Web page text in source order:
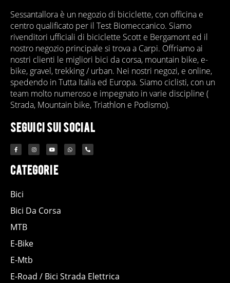
Sessantallora è un negozio di biciclette, con officina e
centro qualificato per il Test Biomeccanico. Siamo
rivenditori ufficiali di biciclette Scott e Bergamont ed il
nostro negozio principale si trova a Carpi. Offriamo ai
nostri clienti le migliori bici da corsa, mountain bike, e-
bike, gravel, trekking / urban. Nei nostri negozi, e online,
spedendo in Tutta Italia ed Europa. Siamo ciclisti, con un
team molto numeroso e impegnato in varie discipline (
Strada, Mountain bike, Triathlon e Podismo).
Seguici sui Social
Categorie
Bici
Bici Da Corsa
MTB
E-Bike
E-Mtb
E-Road / Bici Strada Elettrica